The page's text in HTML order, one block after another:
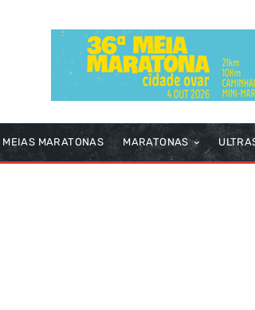
MEIAS MARATONAS MARATONAS